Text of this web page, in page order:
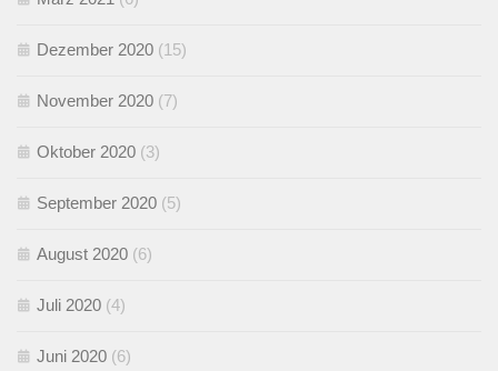
Dezember 2020 (15)
November 2020 (7)
Oktober 2020 (3)
September 2020 (5)
August 2020 (6)
Juli 2020 (4)
Juni 2020 (6)